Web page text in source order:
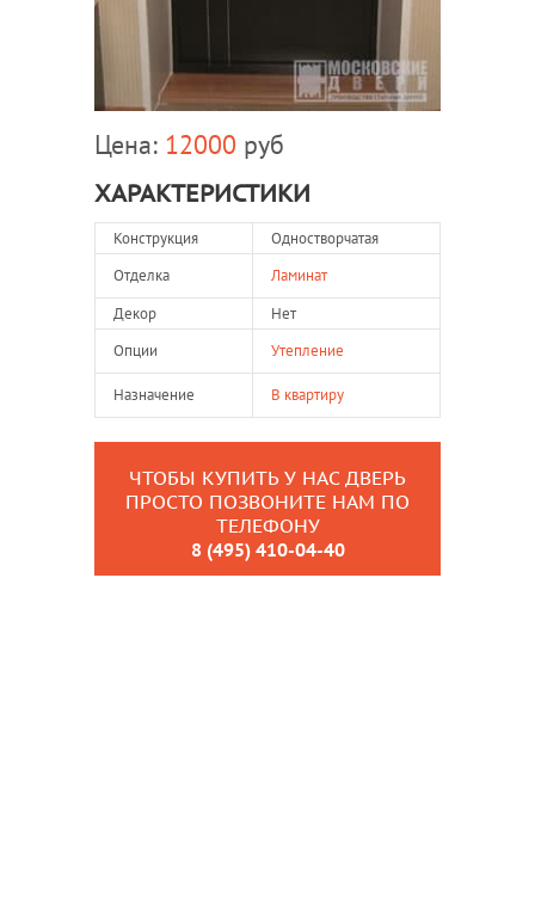
Цена: 12000 руб
ХАРАКТЕРИСТИКИ
Конструкция
Одностворчатая
Отделка
Ламинат
Декор
Нет
Опции
Утепление
Назначение В квартиру
ЧТОБЫ КУПИТЬ У НАС ДВЕРЬ
ПРОСТО ПОЗВОНИТЕ НАМ ПО
ТЕЛЕФОНУ
8 (495) 410-04-40